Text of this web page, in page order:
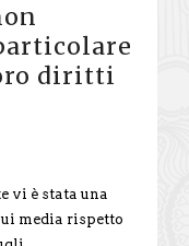
diritti
vi è stata una
media rispetto